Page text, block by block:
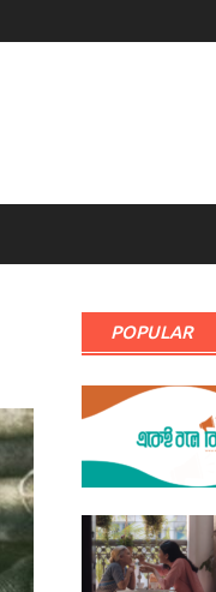
POPULAR